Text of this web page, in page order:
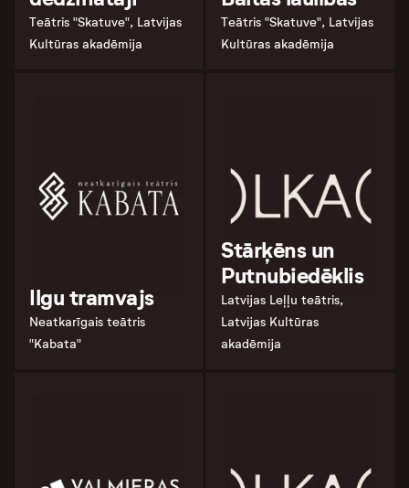
Teātris "Skatuve", Latvijas
Kultūras akadēmija
Teātris "Skatuve", Latvijas
Kultūras akadēmija
Ilgu tramvajs
Neatkarīgais teātris
"Kabata"
Stārķēns un
Putnubiedēklis
Latvijas Leļļu teātris,
Latvijas Kultūras
akadēmija